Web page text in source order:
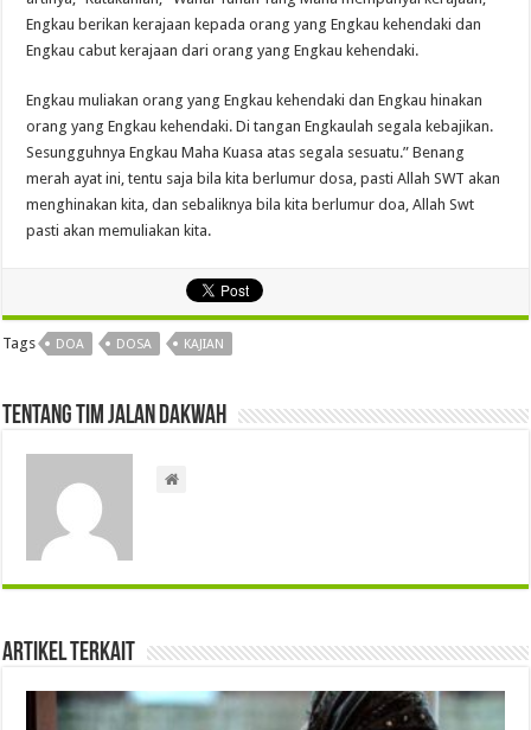
Engkau berikan kerajaan kepada orang yang Engkau kehendaki dan
Engkau cabut kerajaan dari orang yang Engkau kehendaki.
Engkau muliakan orang yang Engkau kehendaki dan Engkau hinakan
orang yang Engkau kehendaki. Di tangan Engkaulah segala kebajikan.
Sesungguhnya Engkau Maha Kuasa atas segala sesuatu.” Benang
merah ayat ini, tentu saja bila kita berlumur dosa, pasti Allah SWT akan
menghinakan kita, dan sebaliknya bila kita berlumur doa, Allah Swt
pasti akan memuliakan kita.
Tags DOA DOSA KAJIAN
Tentang Tim Jalan Dakwah
Artikel Terkait